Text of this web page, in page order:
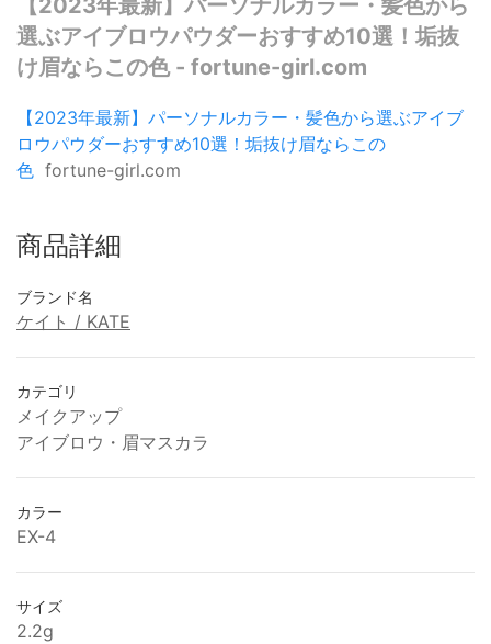
【2023年最新】パーソナルカラー・髪色から
選ぶアイブロウパウダーおすすめ10選！垢抜
け眉ならこの色 - fortune-girl.com
【2023年最新】パーソナルカラー・髪色から選ぶアイブ
ロウパウダーおすすめ10選！垢抜け眉ならこの
色 fortune-girl.com
商品詳細
ブランド名
ケイト / KATE
カテゴリ
メイクアップ
アイブロウ・眉マスカラ
カラー
EX-4
サイズ
2.2g